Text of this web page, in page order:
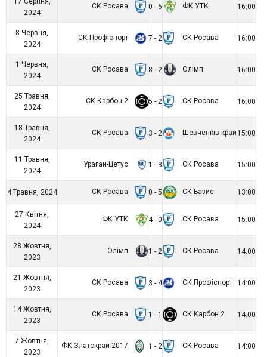
2024
СК Росава 0 - 6 ФК УТК 16:00
8 Червня,
2024
СК Профіспорт 7 - 2 СК Росава 16:00
1 Червня,
2024
СК Росава 8 - 2 Олімп 16:00
25 Травня,
2024
СК Карбон 2 5 - 2 СК Росава 16:00
18 Травня,
2024
СК Росава 3 - 2 Шевченків край 15:00
11 Травня,
2024
Ураган-Цетус 1 - 3 СК Росава 15:00
4 Травня, 2024 СК Росава 0 - 5 СК Базис 13:00
27 Квітня,
2024
ФК УТК 4 - 0 СК Росава 15:00
28 Жовтня,
2023
Олімп 1 - 2 СК Росава 14:00
21 Жовтня,
2023
СК Росава 3 - 4 СК Профіспорт 14:00
14 Жовтня,
2023
СК Росава 1 - 1 СК Карбон 2 14:00
7 Жовтня,
2023
ФК Златокрай-2017 1 - 2 СК Росава 14:00